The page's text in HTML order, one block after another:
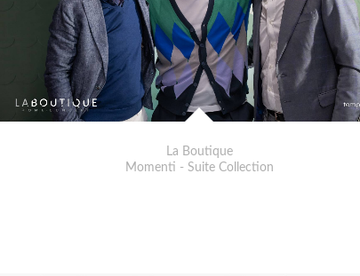
La Boutique
Momenti - Suite Collection